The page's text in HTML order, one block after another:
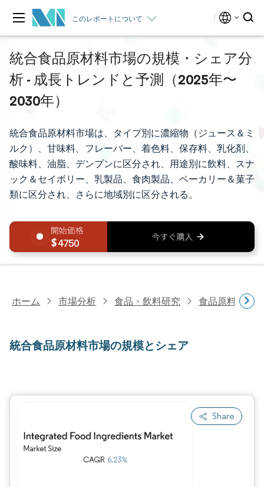
このレポートについて
統合食品原材料市場の規模・シェア分
析 - 成長トレンドと予測（2025年〜
2030年）
統合食品原材料市場は、タイプ別に濃縮物（ジュース＆ミ
ルク）、甘味料、フレーバー、着色料、保存料、乳化剤、
酸味料、油脂、デンプンに区分され、用途別に飲料、スナ
ック＆セイボリー、乳製品、食肉製品、ベーカリー＆菓子
類に区分され、さらに地域別に区分される。
4750
ホーム 市場分析 食品・飲料研究 食品原料・食
統合食品原材料市場の規模とシェア
Share